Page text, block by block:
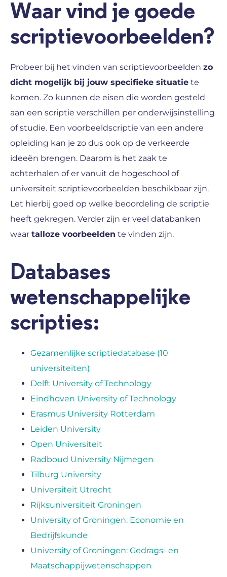
Waar vind je goede
scriptievoorbeelden?
Probeer bij het vinden van scriptievoorbeelden zo
dicht mogelijk bij jouw specifieke situatie te
komen. Zo kunnen de eisen die worden gesteld
aan een scriptie verschillen per onderwijsinstelling
of studie. Een voorbeeldscriptie van een andere
opleiding kan je zo dus ook op de verkeerde
ideeën brengen. Daarom is het zaak te
achterhalen of er vanuit de hogeschool of
universiteit scriptievoorbeelden beschikbaar zijn.
Let hierbij goed op welke beoordeling de scriptie
heeft gekregen. Verder zijn er veel databanken
waar talloze voorbeelden te vinden zijn.
Databases
wetenschappelijke
scripties:
Gezamenlijke scriptiedatabase (10
universiteiten)
Delft University of Technology
Eindhoven University of Technology
Erasmus University Rotterdam
Leiden University
Open Universiteit
Radboud University Nijmegen
Tilburg University
Universiteit Utrecht
Rijksuniversiteit Groningen
University of Groningen: Economie en
Bedrijfskunde
University of Groningen: Gedrags- en
Maatschappijwetenschappen